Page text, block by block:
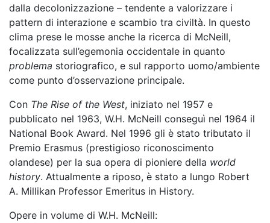
dalla decolonizzazione – tendente a valorizzare i
pattern di interazione e scambio tra civiltà. In questo
clima prese le mosse anche la ricerca di McNeill,
focalizzata sull’egemonia occidentale in quanto
problema storiografico, e sul rapporto uomo/ambiente
come punto d’osservazione principale.
Con The Rise of the West, iniziato nel 1957 e
pubblicato nel 1963, W.H. McNeill conseguì nel 1964 il
National Book Award. Nel 1996 gli è stato tributato il
Premio Erasmus (prestigioso riconoscimento
olandese) per la sua opera di pioniere della world
history. Attualmente a riposo, è stato a lungo Robert
A. Millikan Professor Emeritus in History.
Opere in volume di W.H. McNeill: